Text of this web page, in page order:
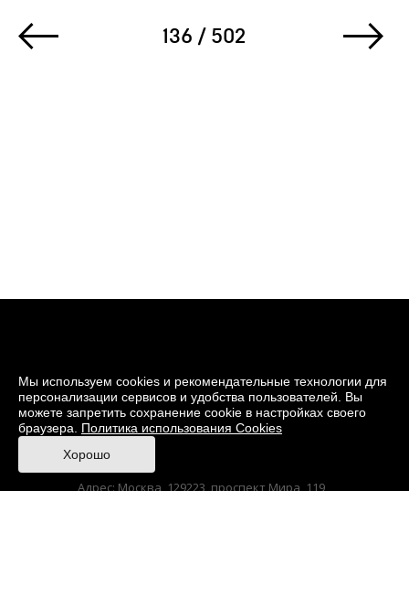
136 / 502
© 2026 Музей кино
При поддержке Министерства культуры РФ
Адрес: Москва, 129223, проспект Мира, 119,
Мы используем cookies и рекомендательные технологии для
персонализации сервисов и удобства пользователей. Вы
можете запретить сохранение cookie в настройках своего
браузера. Политика использования Cookies
Хорошо